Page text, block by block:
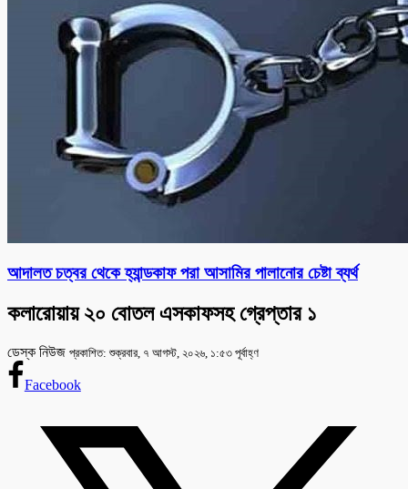
আদালত চত্বর থেকে হ্যান্ডকাফ পরা আসামির পালানোর চেষ্টা ব্যর্থ
কলারোয়ায় ২০ বোতল এসকাফসহ গ্রেপ্তার ১
ডেস্ক নিউজ প্রকাশিত: শুক্রবার, ৭ আগস্ট, ২০২৬, ১:৫৩ পূর্বাহ্ণ
Facebook